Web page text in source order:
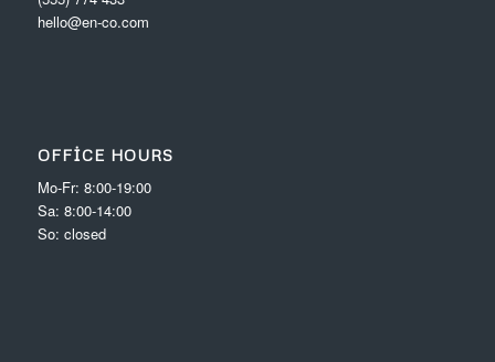
hello@en-co.com
OFFICE HOURS
Mo-Fr: 8:00-19:00
Sa: 8:00-14:00
So: closed